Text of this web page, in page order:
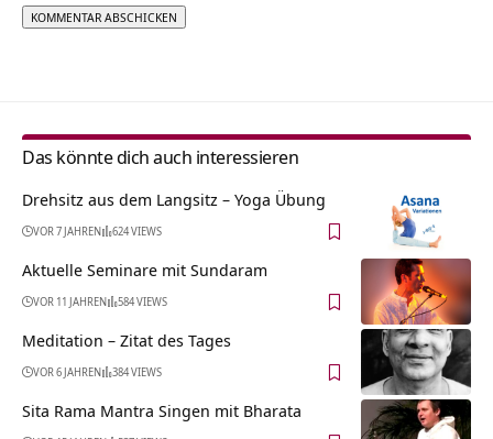
Das könnte dich auch interessieren
Drehsitz aus dem Langsitz – Yoga Übung
VOR 7 JAHREN 624 VIEWS
Aktuelle Seminare mit Sundaram
VOR 11 JAHREN 584 VIEWS
Meditation – Zitat des Tages
VOR 6 JAHREN 384 VIEWS
Sita Rama Mantra Singen mit Bharata